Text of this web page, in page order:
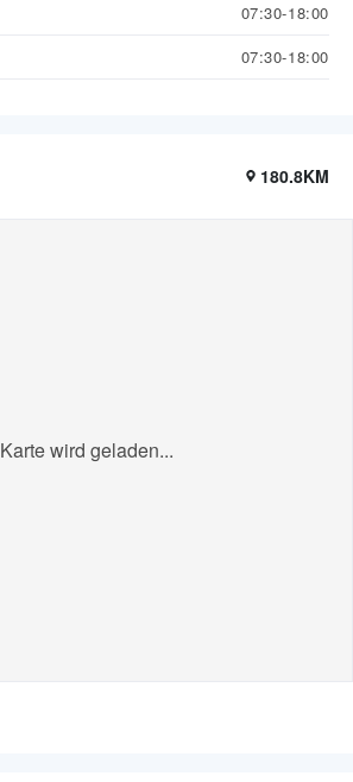
07:30-18:00
07:30-18:00
180.8KM
Karte wird geladen...